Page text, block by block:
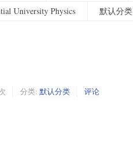
University Physics 默认分类
分类: 默认分类 评论